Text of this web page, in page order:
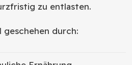
zu entlasten.
geschehen durch: